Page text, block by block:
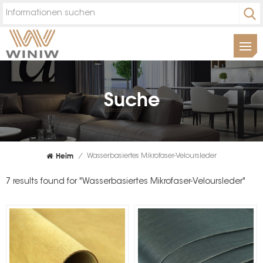
Suche
Heim / Wasserbasiertes Mikrofaser-Veloursleder
7 results found for "Wasserbasiertes Mikrofaser-Veloursleder"